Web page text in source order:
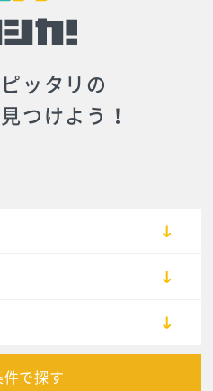
ッタリの
つけよう！
件で探す